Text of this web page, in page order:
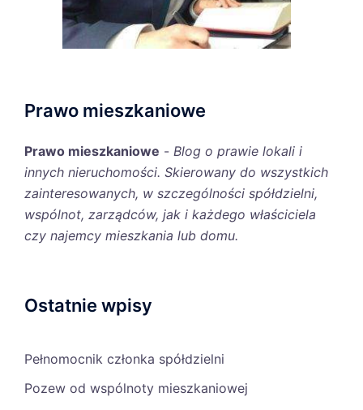
Prawo mieszkaniowe
Prawo mieszkaniowe - Blog o prawie lokali i
innych nieruchomości. Skierowany do wszystkich
zainteresowanych, w szczególności spółdzielni,
wspólnot, zarządców, jak i każdego właściciela
czy najemcy mieszkania lub domu.
Ostatnie wpisy
Pełnomocnik członka spółdzielni
Pozew od wspólnoty mieszkaniowej